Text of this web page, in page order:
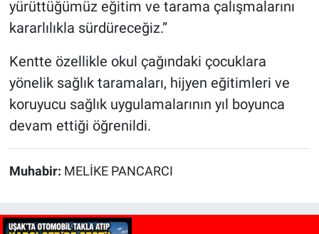
yürüttüğümüz eğitim ve tarama çalışmalarını
kararlılıkla sürdüreceğiz.”
Kentte özellikle okul çağındaki çocuklara
yönelik sağlık taramaları, hijyen eğitimleri ve
koruyucu sağlık uygulamalarının yıl boyunca
devam ettiği öğrenildi.
Muhabir: MELİKE PANCARCI